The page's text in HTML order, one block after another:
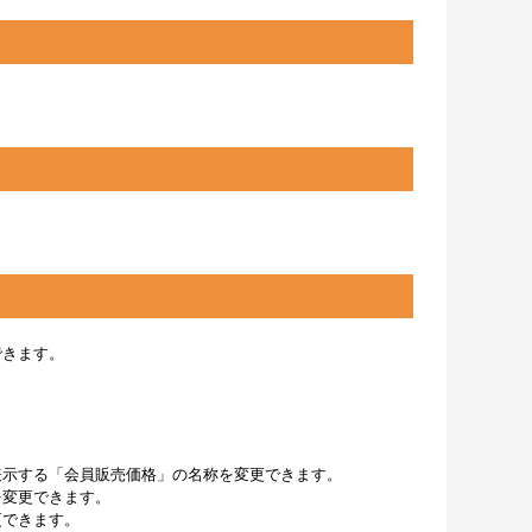
ます。
する「会員販売価格」の名称を変更できます。
更できます。
きます。